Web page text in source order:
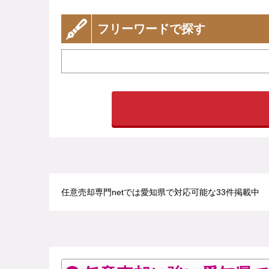
フリーワードで探す
任意売却専門netでは愛知県で対応可能な33件掲載中